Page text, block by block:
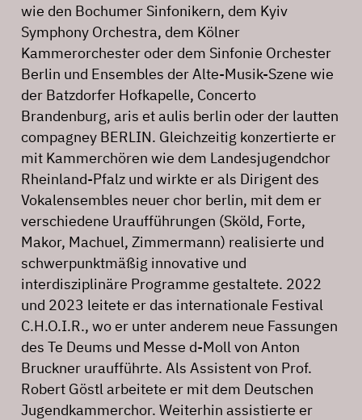
wie den Bochumer Sinfonikern, dem Kyiv
Symphony Orchestra, dem Kölner
Kammerorchester oder dem Sinfonie Orchester
Berlin und Ensembles der Alte-Musik-Szene wie
der Batzdorfer Hofkapelle, Concerto
Brandenburg, aris et aulis berlin oder der lautten
compagney BERLIN. Gleichzeitig konzertierte er
mit Kammerchören wie dem Landesjugendchor
Rheinland-Pfalz und wirkte er als Dirigent des
Vokalensembles neuer chor berlin, mit dem er
verschiedene Uraufführungen (Sköld, Forte,
Makor, Machuel, Zimmermann) realisierte und
schwerpunktmäßig innovative und
interdisziplinäre Programme gestaltete. 2022
und 2023 leitete er das internationale Festival
C.H.O.I.R., wo er unter anderem neue Fassungen
des Te Deums und Messe d-Moll von Anton
Bruckner uraufführte. Als Assistent von Prof.
Robert Göstl arbeitete er mit dem Deutschen
Jugendkammerchor. Weiterhin assistierte er